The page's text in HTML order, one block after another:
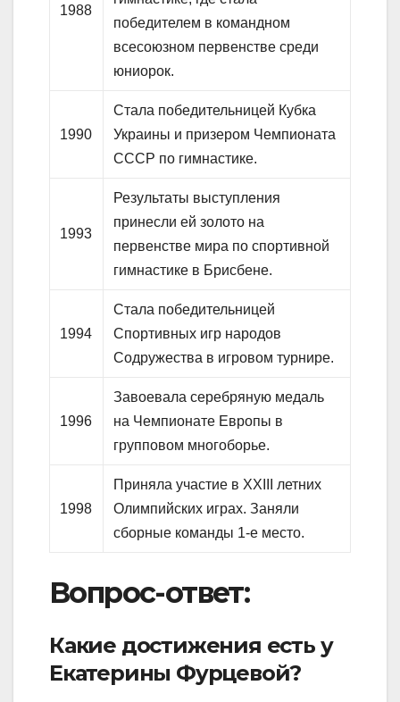
1988
победителем в командном
всеcоюзном первенстве среди
юниорок.
1990
Стала победительницей Кубка
Украины и призером Чемпионата
СССР по гимнастике.
1993
Результаты выступления
принесли ей золото на
первенстве мира по спортивной
гимнастике в Брисбене.
1994
Стала победительницей
Спортивных игр народов
Содружества в игровом турнире.
1996
Завоевала серебряную медаль
на Чемпионате Европы в
групповом многоборье.
1998
Приняла участие в XXIII летних
Олимпийских играх. Заняли
сборные команды 1-е место.
Вопрос-ответ:
Какие достижения есть у
Екатерины Фурцевой?